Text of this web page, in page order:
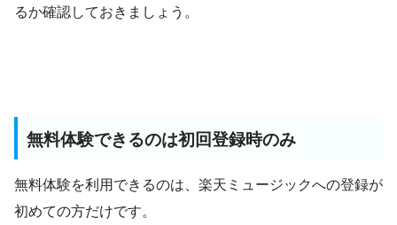
るか確認しておきましょう。
無料体験できるのは初回登録時のみ
無料体験を利用できるのは、楽天ミュージックへの登録が
初めての方だけです。